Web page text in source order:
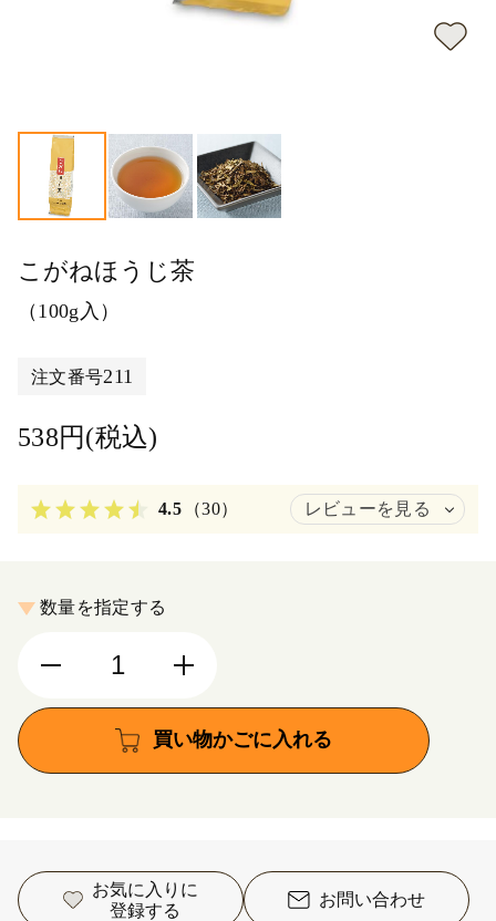
こがねほうじ茶
（100g入）
注文番号211
538円(税込)
4.5 （30） レビューを見る
数量を指定する
買い物かごに入れる
お気に入りに
登録する
お問い合わせ